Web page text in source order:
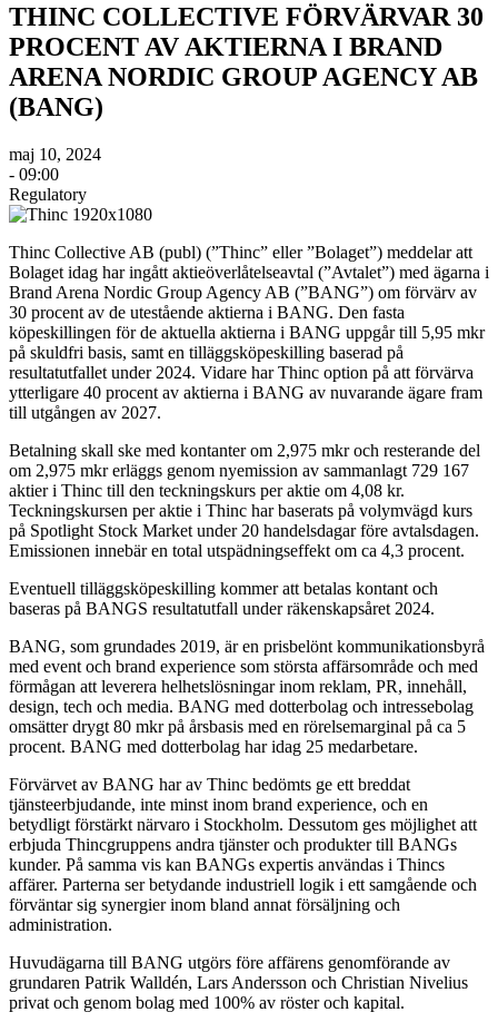
THINC COLLECTIVE FÖRVÄRVAR 30
PROCENT AV AKTIERNA I BRAND
ARENA NORDIC GROUP AGENCY AB
(BANG)
maj 10, 2024
- 09:00
Regulatory
Thinc Collective AB (publ) (”Thinc” eller ”Bolaget”) meddelar att
Bolaget idag har ingått aktieöverlåtelseavtal (”Avtalet”) med ägarna i
Brand Arena Nordic Group Agency AB (”BANG”) om förvärv av
30 procent av de utestående aktierna i BANG. Den fasta
köpeskillingen för de aktuella aktierna i BANG uppgår till 5,95 mkr
på skuldfri basis, samt en tilläggsköpeskilling baserad på
resultatutfallet under 2024. Vidare har Thinc option på att förvärva
ytterligare 40 procent av aktierna i BANG av nuvarande ägare fram
till utgången av 2027.
Betalning skall ske med kontanter om 2,975 mkr och resterande del
om 2,975 mkr erläggs genom nyemission av sammanlagt 729 167
aktier i Thinc till den teckningskurs per aktie om 4,08 kr.
Teckningskursen per aktie i Thinc har baserats på volymvägd kurs
på Spotlight Stock Market under 20 handelsdagar före avtalsdagen.
Emissionen innebär en total utspädningseffekt om ca 4,3 procent.
Eventuell tilläggsköpeskilling kommer att betalas kontant och
baseras på BANGS resultatutfall under räkenskapsåret 2024.
BANG, som grundades 2019, är en prisbelönt kommunikationsbyrå
med event och brand experience som största affärsområde och med
förmågan att leverera helhetslösningar inom reklam, PR, innehåll,
design, tech och media. BANG med dotterbolag och intressebolag
omsätter drygt 80 mkr på årsbasis med en rörelsemarginal på ca 5
procent. BANG med dotterbolag har idag 25 medarbetare.
Förvärvet av BANG har av Thinc bedömts ge ett breddat
tjänsteerbjudande, inte minst inom brand experience, och en
betydligt förstärkt närvaro i Stockholm. Dessutom ges möjlighet att
erbjuda Thincgruppens andra tjänster och produkter till BANGs
kunder. På samma vis kan BANGs expertis användas i Thincs
affärer. Parterna ser betydande industriell logik i ett samgående och
förväntar sig synergier inom bland annat försäljning och
administration.
Huvudägarna till BANG utgörs före affärens genomförande av
grundaren Patrik Walldén, Lars Andersson och Christian Nivelius
privat och genom bolag med 100% av röster och kapital.